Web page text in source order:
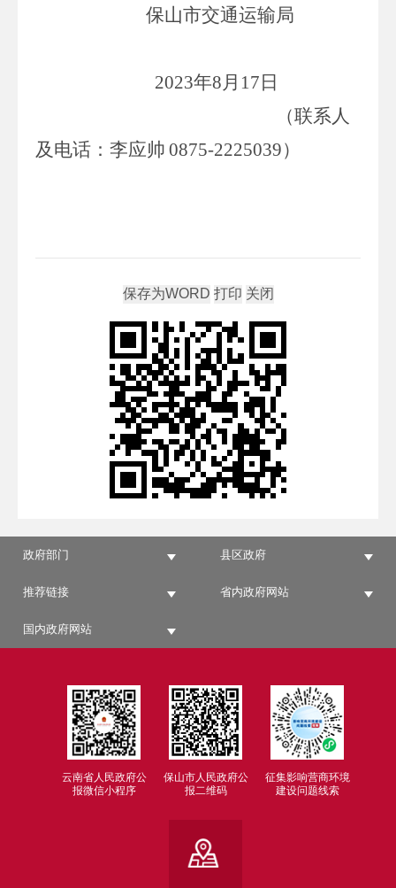
保山市交通运输局
2023年8月 17 日
（联系人
及电话 ： 李应帅 0875-2225039）
政府部门 县区政府
推荐链接 省内政府网站
国内政府网站
云南省人民政府公
报微信小程序
保山市人民政府公
报二维码
征集影响营商环境
建设问题线索